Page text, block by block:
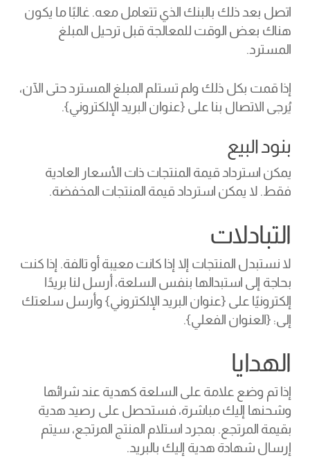
المشتريات.
اتصل بعد ذلك بالبنك الذي تتعامل معه. غالبًا ما يكون
هناك بعض الوقت للمعالجة قبل ترحيل المبلغ
المسترد.
إذا قمت بكل ذلك ولم تستلم المبلغ المسترد حتى الآن،
يُرجى الاتصال بنا على {عنوان البريد الإلكتروني}.
بنود البيع
يمكن استرداد قيمة المنتجات ذات الأسعار العادية
فقط. لا يمكن استرداد قيمة المنتجات المخفضة.
التبادلات
لا نستبدل المنتجات إلا إذا كانت معيبة أو تالفة. إذا كنت
بحاجة إلى استبدالها بنفس السلعة، أرسل لنا بريدًا
إلكترونيًا على {عنوان البريد الإلكتروني} وأرسل سلعتك
إلى: {العنوان الفعلي}.
الهدايا
إذا تم وضع علامة على السلعة كهدية عند شرائها
وشحنها إليك مباشرة، فستحصل على رصيد هدية
بقيمة المرتجع. بمجرد استلام المنتج المرتجع، سيتم
إرسال شهادة هدية إليك بالبريد.